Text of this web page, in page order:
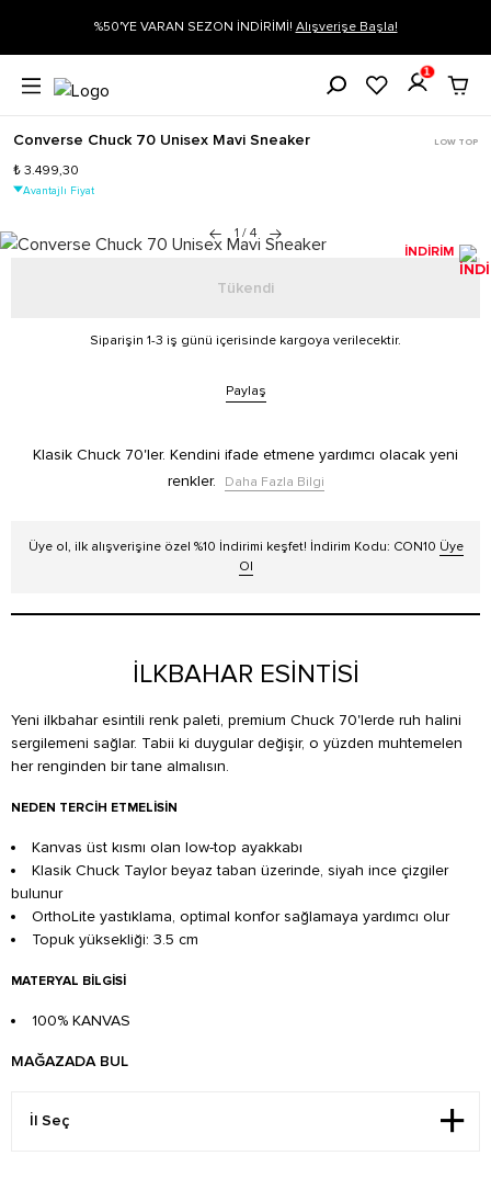
Alışverişe Başla! Siparişin 1-3 iş günü içerisinde
1
Converse Chuck 70 Unisex Mavi Sneaker LOW TOP
₺ 3.499,30
Avantajlı Fiyat
1 / 4
İNDİRİM
Tükendi
Siparişin 1-3 iş günü içerisinde kargoya verilecektir.
Paylaş
Klasik Chuck 70'ler. Kendini ifade etmene yardımcı olacak yeni
renkler.
Daha Fazla Bilgi
Üye ol, ilk alışverişine özel %10 İndirimi keşfet! İndirim Kodu: CON10 Üye
Ol
İLKBAHAR ESİNTİSİ
Yeni ilkbahar esintili renk paleti, premium Chuck 70'lerde ruh halini
sergilemeni sağlar. Tabii ki duygular değişir, o yüzden muhtemelen
her renginden bir tane almalısın.
NEDEN TERCIH ETMELISIN
Kanvas üst kısmı olan low-top ayakkabı
Klasik Chuck Taylor beyaz taban üzerinde, siyah ince çizgiler
bulunur
OrthoLite yastıklama, optimal konfor sağlamaya yardımcı olur
Topuk yüksekliği: 3.5 cm
MATERYAL BILGISI
100% KANVAS
MAĞAZADA BUL